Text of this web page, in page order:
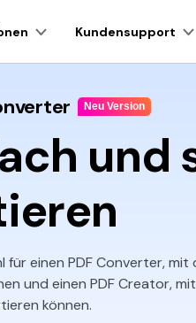
Professionelle
AI PDF-Tool
PDF Signieren
Kundensupport
Neu Version
und
einen PDF Converter, mit
und einen PDF Creator,
können.